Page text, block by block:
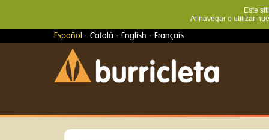
Este
Al navegar o utilizar
Español · Català · English · Français